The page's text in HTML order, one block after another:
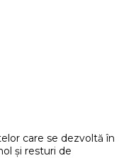
care se dezvoltă în
și resturi de